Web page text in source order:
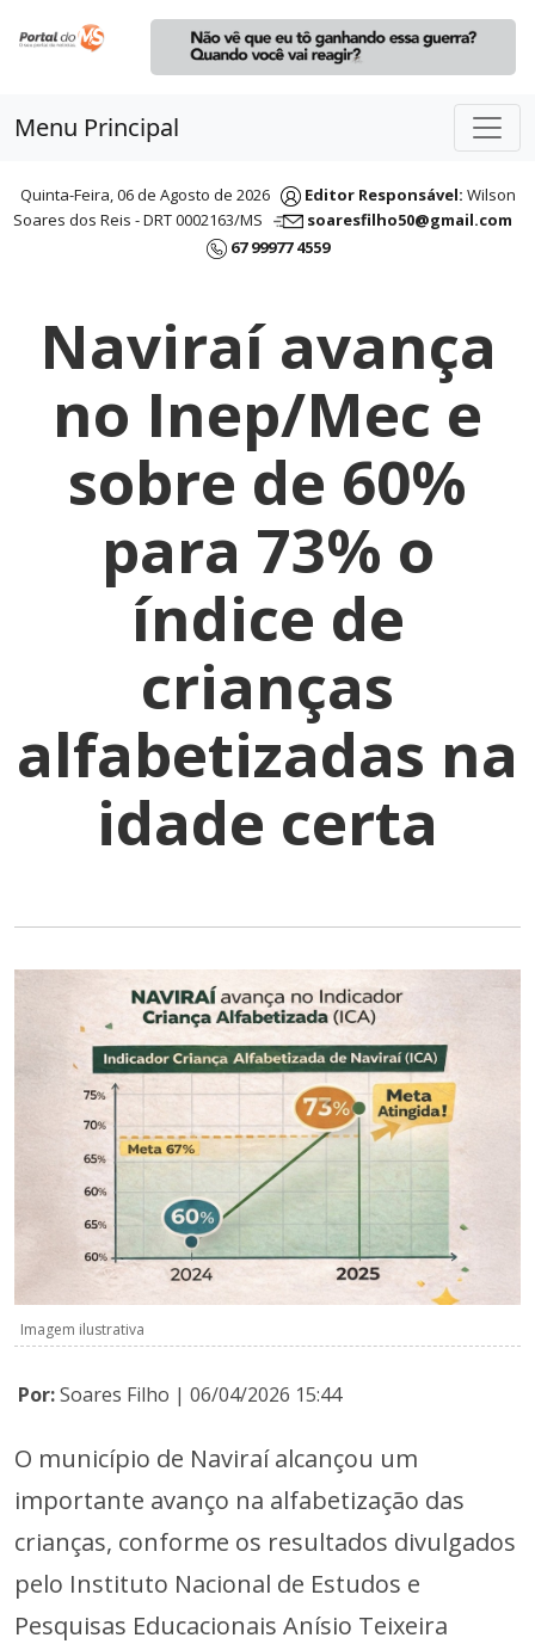
Menu Principal
Quinta-Feira, 06 de Agosto de 2026 Editor Responsável: Wilson
Soares dos Reis - DRT 0002163/MS
soaresfilho50@gmail.com
67 99977 4559
Naviraí avança
no Inep/Mec e
sobre de 60%
para 73% o
índice de
crianças
alfabetizadas na
idade certa
Imagem ilustrativa
Por:Soares Filho | 06/04/2026 15:44
O município de Naviraí alcançou um
importante avanço na alfabetização das
crianças, conforme os resultados divulgados
pelo Instituto Nacional de Estudos e
Pesquisas Educacionais Anísio Teixeira